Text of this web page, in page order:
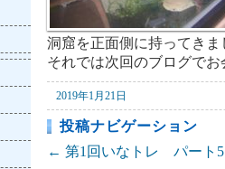
洞窟を正面側に持ってきま
それでは次回のブログで
2019年1月21日
投稿ナビゲーション
← 第1回いなトレ パート5